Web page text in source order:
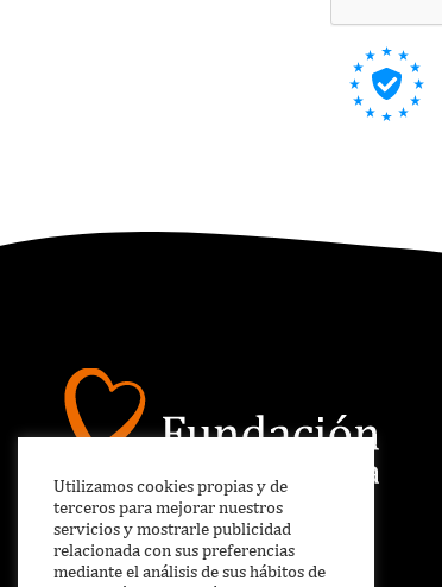
Utilizamos cookies propias y de
terceros para mejorar nuestros
servicios y mostrarle publicidad
relacionada con sus preferencias
mediante el análisis de sus hábitos de